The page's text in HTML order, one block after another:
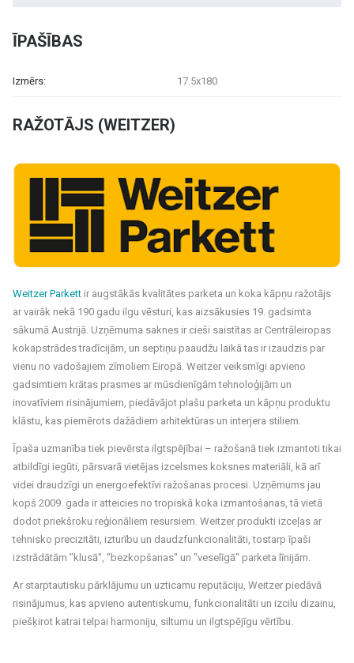
RAŽOTĀJS (WEITZER)
Weitzer Parkett ir augstākās kvalitātes parketa un koka kāpņu ražotājs
ar vairāk nekā 190 gadu ilgu vēsturi, kas aizsākusies 19. gadsimta
sākumā Austrijā. Uzņēmuma saknes ir cieši saistītas ar Centrāleiropas
kokapstrādes tradīcijām, un septiņu paaudžu laikā tas ir izaudzis par
vienu no vadošajiem zīmoliem Eiropā. Weitzer veiksmīgi apvieno
gadsimtiem krātas prasmes ar mūsdienīgām tehnoloģijām un
inovatīviem risinājumiem, piedāvājot plašu parketa un kāpņu produktu
klāstu, kas piemērots dažādiem arhitektūras un interjera stiliem.
Īpaša uzmanība tiek pievērsta ilgtspējībai – ražošanā tiek izmantoti tikai
atbildīgi iegūti, pārsvarā vietējas izcelsmes koksnes materiāli, kā arī
videi draudzīgi un energoefektīvi ražošanas procesi. Uzņēmums jau
kopš 2009. gada ir atteicies no tropiskā koka izmantošanas, tā vietā
dodot priekšroku reģionāliem resursiem. Weitzer produkti izceļas ar
tehnisko precizitāti, izturību un daudzfunkcionalitāti, tostarp īpaši
izstrādātām "klusā", "bezkopšanas" un "veselīgā" parketa līnijām.
Ar starptautisku pārklājumu un uzticamu reputāciju, Weitzer piedāvā
risinājumus, kas apvieno autentiskumu, funkcionalitāti un izcilu dizainu,
piešķirot katrai telpai harmoniju, siltumu un ilgtspējīgu vērtību.
ĪPAŠĪBAS
Izmērs: 17.5x180